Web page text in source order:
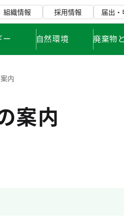
組織情報 採用情報 届出
ー 自然環境 廃棄物
内
案内